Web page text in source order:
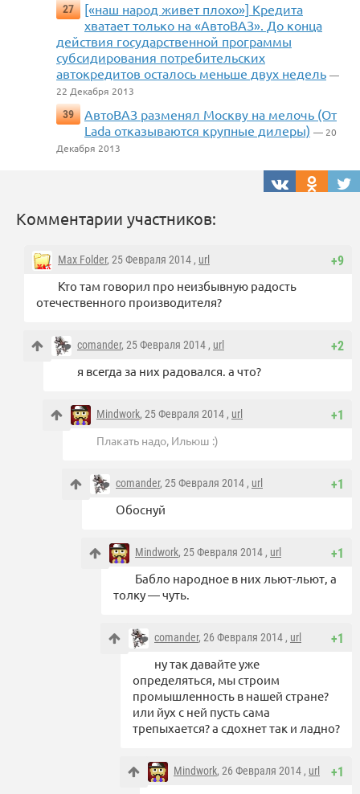
27
[«наш народ живет плохо»] Кредита
хватает только на «АвтоВАЗ». До конца
действия государственной программы
субсидирования потребительских
автокредитов осталось меньше двух недель —
22 Декабря 2013
39
АвтоВАЗ разменял Москву на мелочь (От
Lada отказываются крупные дилеры) — 20
Декабря 2013
Комментарии участников:
+9
Max Folder, 25 Февраля 2014 , url
Кто там говорил про неизбывную радость
отечественного производителя?
+2
comander, 25 Февраля 2014 , url
я всегда за них радовался. а что?
+1
Mindwork, 25 Февраля 2014 , url
Плакать надо, Ильюш :)
+1
comander, 25 Февраля 2014 , url
Обоснуй
+1
Mindwork, 25 Февраля 2014 , url
Бабло народное в них льют-льют, а
толку — чуть.
+1
comander, 26 Февраля 2014 , url
ну так давайте уже
определяться, мы строим
промышленность в нашей стране?
или йух с ней пусть сама
трепыхается? а сдохнет так и ладно?
+1
Mindwork, 26 Февраля 2014 , url